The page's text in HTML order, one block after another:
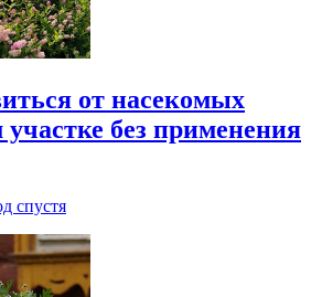
от насекомых
без применения
спустя